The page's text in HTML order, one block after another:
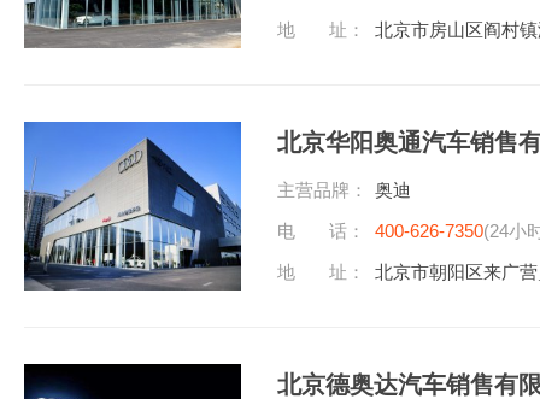
地 址：
北京市房山区阎村
北京华阳奥通汽车销售
主营品牌：
奥迪
电 话：
400-626-7350(24小
地 址：
北京市朝阳区来广
北京德奥达汽车销售有